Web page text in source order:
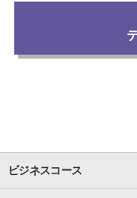
ビジネスコース